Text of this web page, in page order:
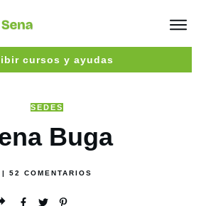
cursos y ayudas
SEDES
Buga
52 COMENTARIOS